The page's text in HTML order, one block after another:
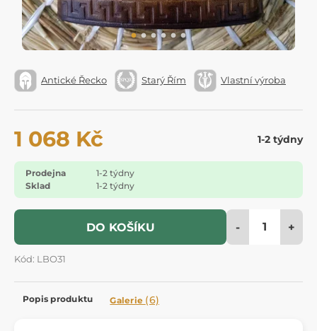
Antické Řecko Starý Řím Vlastní výroba
1 068 Kč 1-2 týdny
Prodejna
1-2 týdny
Sklad
1-2 týdny
DO KOŠÍKU - +
Kód: LBO31
Popis produktu Galerie (6)